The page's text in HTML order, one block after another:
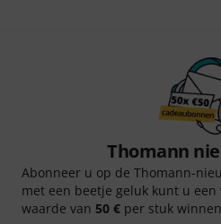
Thomann
Abonneer u op de Thomann-
met een beetje geluk kunt u een
waarde van 50 € per stuk